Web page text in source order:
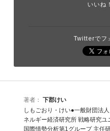
いいね
Twitterでフ
著者： 下郡けい
しもごおり・けい●一般財団法
ネルギー経済研究所 戦略研究ユ
国際情勢分析第1グループ 主任研